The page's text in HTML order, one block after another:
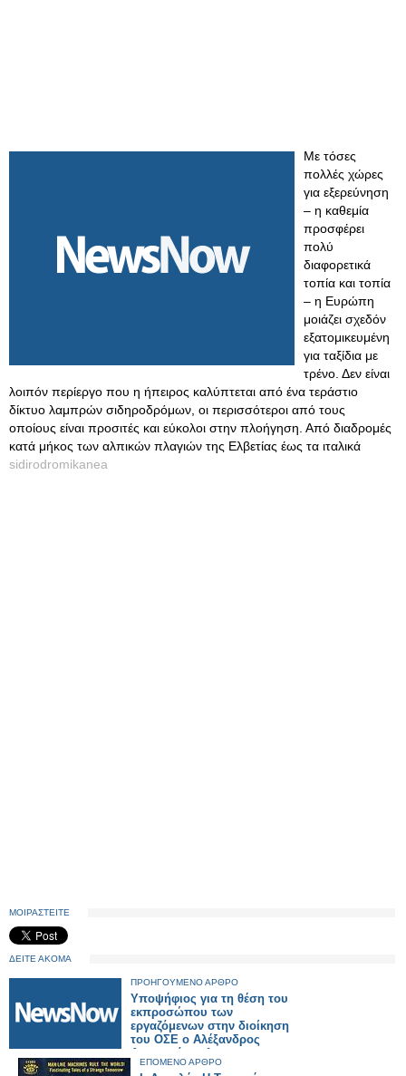
Με τόσες
πολλές χώρες
για εξερεύνηση
– η καθεμία
προσφέρει
πολύ
διαφορετικά
τοπία και τοπία
– η Ευρώπη
μοιάζει σχεδόν
εξατομικευμένη
για ταξίδια με
τρένο. Δεν είναι
λοιπόν περίεργο που η ήπειρος καλύπτεται από ένα τεράστιο
δίκτυο λαμπρών σιδηροδρόμων, οι περισσότεροι από τους
οποίους είναι προσιτές και εύκολοι στην πλοήγηση. Από διαδρομές
κατά μήκος των αλπικών πλαγιών της Ελβετίας έως τα ιταλικά
sidirodromikanea
ΜΟΙΡΑΣΤΕΙΤΕ
ΔΕΙΤΕ ΑΚΟΜΑ
ΠΡΟΗΓΟΥΜΕΝΟ ΑΡΘΡΟ
Υποψήφιος για τη θέση του
εκπροσώπου των
εργαζόμενων στην διοίκηση
του ΟΣΕ ο Αλέξανδρος
Διαμαντόπουλος
ΕΠΟΜΕΝΟ ΑΡΘΡΟ